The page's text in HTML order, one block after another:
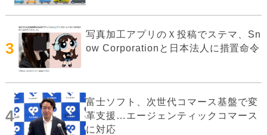
3
写真加工アプリのＸ投稿でステマ、Sn
ow Corporationと日本法人に措置命令
4
富士ソフト、次世代コマース基盤で変
革支援…エージェンティックコマース
に対応